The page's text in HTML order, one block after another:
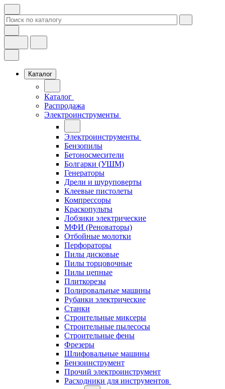
Каталог
Каталог
Распродажа
Электроинструменты
Электроинструменты
Бензопилы
Бетоносмесители
Болгарки (УШМ)
Генераторы
Дрели и шуруповерты
Клеевые пистолеты
Компрессоры
Краскопульты
Лобзики электрические
МФИ (Реноваторы)
Отбойные молотки
Перфораторы
Пилы дисковые
Пилы торцовочные
Пилы цепные
Плиткорезы
Полировальные машины
Рубанки электрические
Станки
Строительные миксеры
Строительные пылесосы
Строительные фены
Фрезеры
Шлифовальные машины
Бензоинструмент
Прочий электроинструмент
Расходники для инструментов